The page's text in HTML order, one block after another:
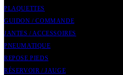
PLAQUETTES
GUIDON / COMMANDE
JANTES / ACCESSOIRES
PNEUMATIQUE
REPOSE PIEDS
RÉSERVOIR / JAUGE